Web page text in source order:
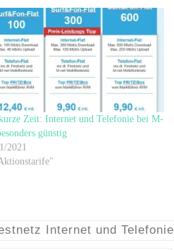
Zeit: Internet und Telefonie bei M-
günstig
2021
Internet und Telefonie